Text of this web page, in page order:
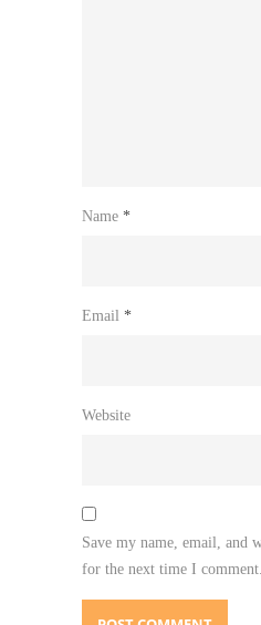
Name *
Email *
Website
Save my name, email, and
for the next time I comment.